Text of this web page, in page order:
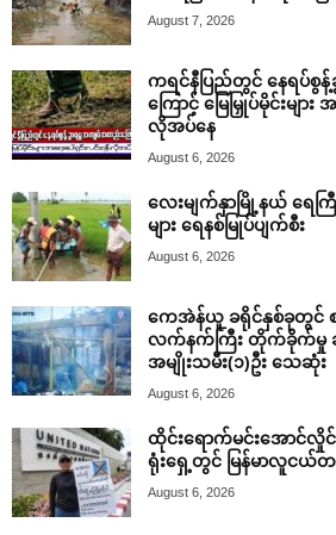
August 7, 2026
ကရင်နီပြည်တွင် နေရပ်စွ
ကြောင့် မြေမြှုပ်မိုင်းများ
လိုအပ်နေ
August 6, 2026
လေးမျက်နှာမြို့နယ် ရေက
များ ရေနစ်မြုပ်ပျက်စီး
August 6, 2026
ကေအဲန်ယူ ခရိုင်နှစ်ခုတွင် စ
လက်နက်ကြီး တိုက်ခိုက်မှု
အမျိုးသမီး(၁)ဦး သေဆုံး
August 6, 2026
ထိုင်းရောက်မင်းအောင်လှို
ရုံးရှေ့တွင် မြန်မာလူငယ်တ
August 6, 2026